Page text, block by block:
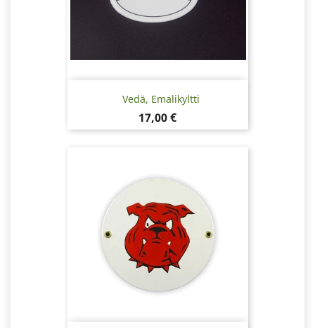
Vedä, Emalikyltti
Hinta
17,00 €